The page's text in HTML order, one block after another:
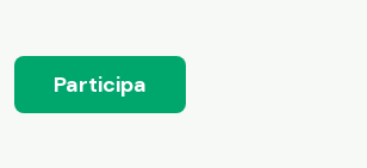
Participa